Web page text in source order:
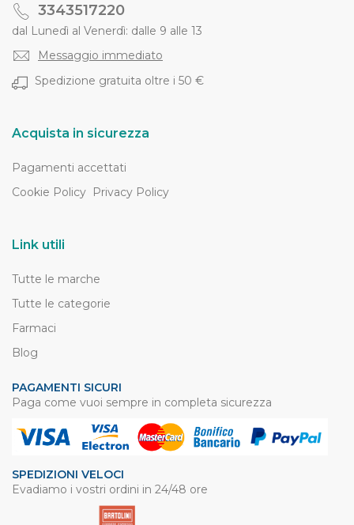
3343517220
dal Lunedì al Venerdì: dalle 9 alle 13
Messaggio immediato
Spedizione gratuita oltre i 50 €
Acquista in sicurezza
Pagamenti accettati
Cookie Policy Privacy Policy
Link utili
Tutte le marche
Tutte le categorie
Farmaci
Blog
PAGAMENTI SICURI
Paga come vuoi sempre in completa sicurezza
SPEDIZIONI VELOCI
Evadiamo i vostri ordini in 24/48 ore